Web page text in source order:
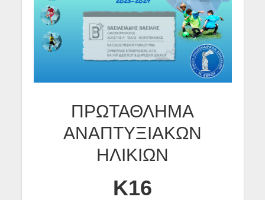
ΠΡΩΤΑΘΛΗΜΑ
ΑΝΑΠΤΥΞΙΑΚΩΝ
ΗΛΙΚΙΩΝ
Κ16